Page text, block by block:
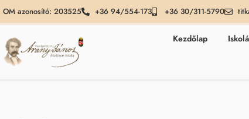
OM azonosító: 203525 +36 94/554-173 +36 30/311-5790
Kezdőlap